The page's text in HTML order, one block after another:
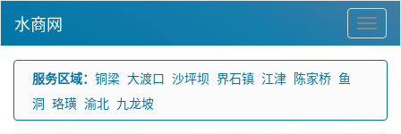
水商网
服务区域： 铜梁 大渡口 沙坪坝 界石镇 江津 陈家桥 鱼
洞 珞璜 渝北 九龙坡